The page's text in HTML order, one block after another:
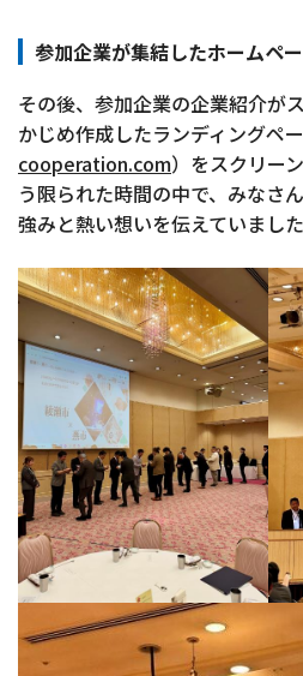
参加企業が集結したホームペ
その後、参加企業の企業紹介が
かじめ作成したランディングペ
cooperation.com） をスクリー
う限られた時間の中で、みなさ
強みと熱い想いを伝えていました